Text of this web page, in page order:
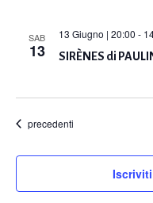
SAB
13 SIRÈNES di
13 Giugno | 20:00 -
Eventi
precedenti